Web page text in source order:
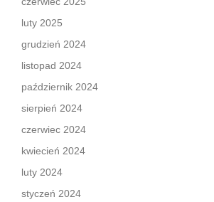
luty 2025
grudzień 2024
listopad 2024
październik 2024
sierpień 2024
czerwiec 2024
kwiecień 2024
luty 2024
styczeń 2024